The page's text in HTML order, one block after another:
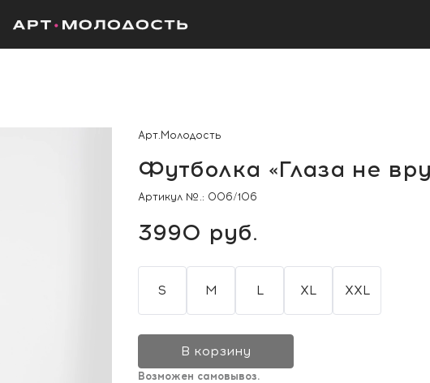
Арт.Молодость
Футболка «Глаза не
Артикул №.: 006/106
3990 руб.
S M L XL XXL
В корзину
Возможен самовывоз.